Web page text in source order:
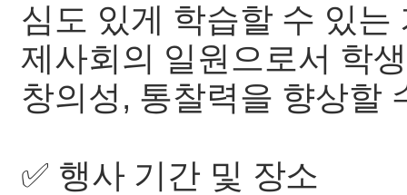
심도 있게 학습할 수 있
제사회의 일원으로서 학
창의성, 통찰력을 향상할
✅ 행사 기간 및 장소